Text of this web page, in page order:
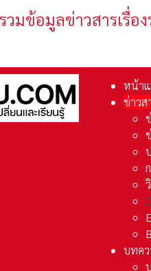
วมข้อมูลข่าวสารเรื่อ
หน้าแ
ข่าวส
บทคว